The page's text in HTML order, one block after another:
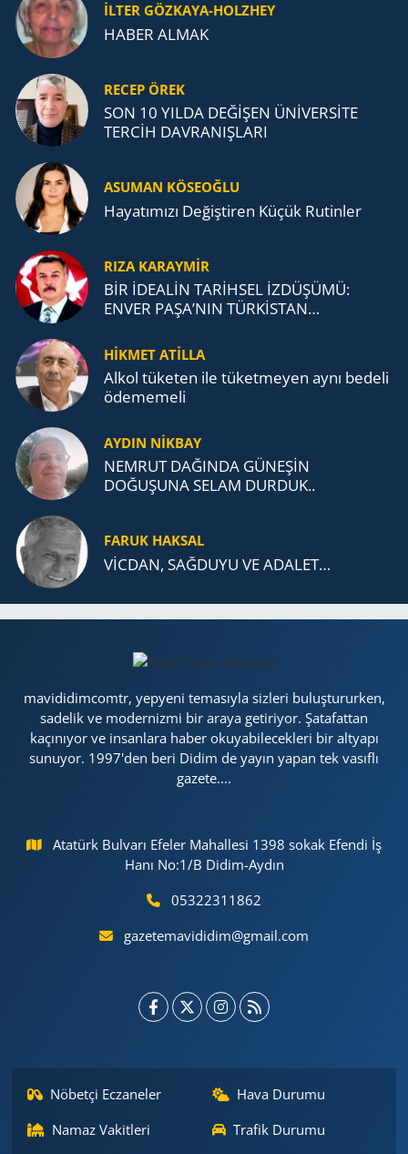
İLTER GÖZKAYA-HOLZHEY
HABER ALMAK
RECEP ÖREK
SON 10 YILDA DEĞİŞEN ÜNİVERSİTE
TERCİH DAVRANIŞLARI
ASUMAN KÖSEOĞLU
Ha­ya­tı­mı­zı De­ğiş­ti­ren Küçük Ru­tin­ler
RIZA KARAYMIR
BİR İDEALİN TARİHSEL İZDÜŞÜMÜ:
ENVER PAŞA’NIN TÜRKİSTAN
TEŞKİLATI’NA UZANAN MİRASI
HİKMET ATİLLA
Alkol tü­ke­ten ile tü­ket­me­yen aynı be­de­li
öde­me­me­li
AYDIN NİKBAY
NEMRUT DAĞINDA GÜNEŞİN
DOĞUŞUNA SELAM DURDUK..
FARUK HAKSAL
VİCDAN, SAĞ­DU­YU VE ADA­LET…
mavididimcomtr, yepyeni temasıyla sizleri buluştururken,
sadelik ve modernizmi bir araya getiriyor. Şatafattan
kaçınıyor ve insanlara haber okuyabilecekleri bir altyapı
sunuyor. 1997'den beri Didim de yayın yapan tek vasıflı
gazete....
Atatürk Bulvarı Efeler Mahallesi 1398 sokak Efendi İş
Hanı No:1/B Didim-Aydın
05322311862
gazetemavididim@gmail.com
Nöbetçi Eczaneler
Hava Durumu
Namaz Vakitleri
Trafik Durumu